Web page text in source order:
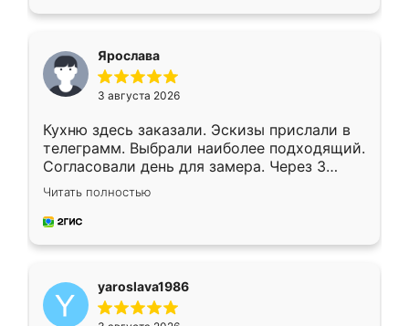
Ярослава
3 августа 2026
Кухню здесь заказали. Эскизы прислали в
телеграмм. Выбрали наиболее подходящий.
Согласовали день для замера. Через 3
недели кухня была уже готова. Остались
довольны работой. Спасибо Ренессанс
мебель за качественную работу!
Читать полностью
yaroslava1986